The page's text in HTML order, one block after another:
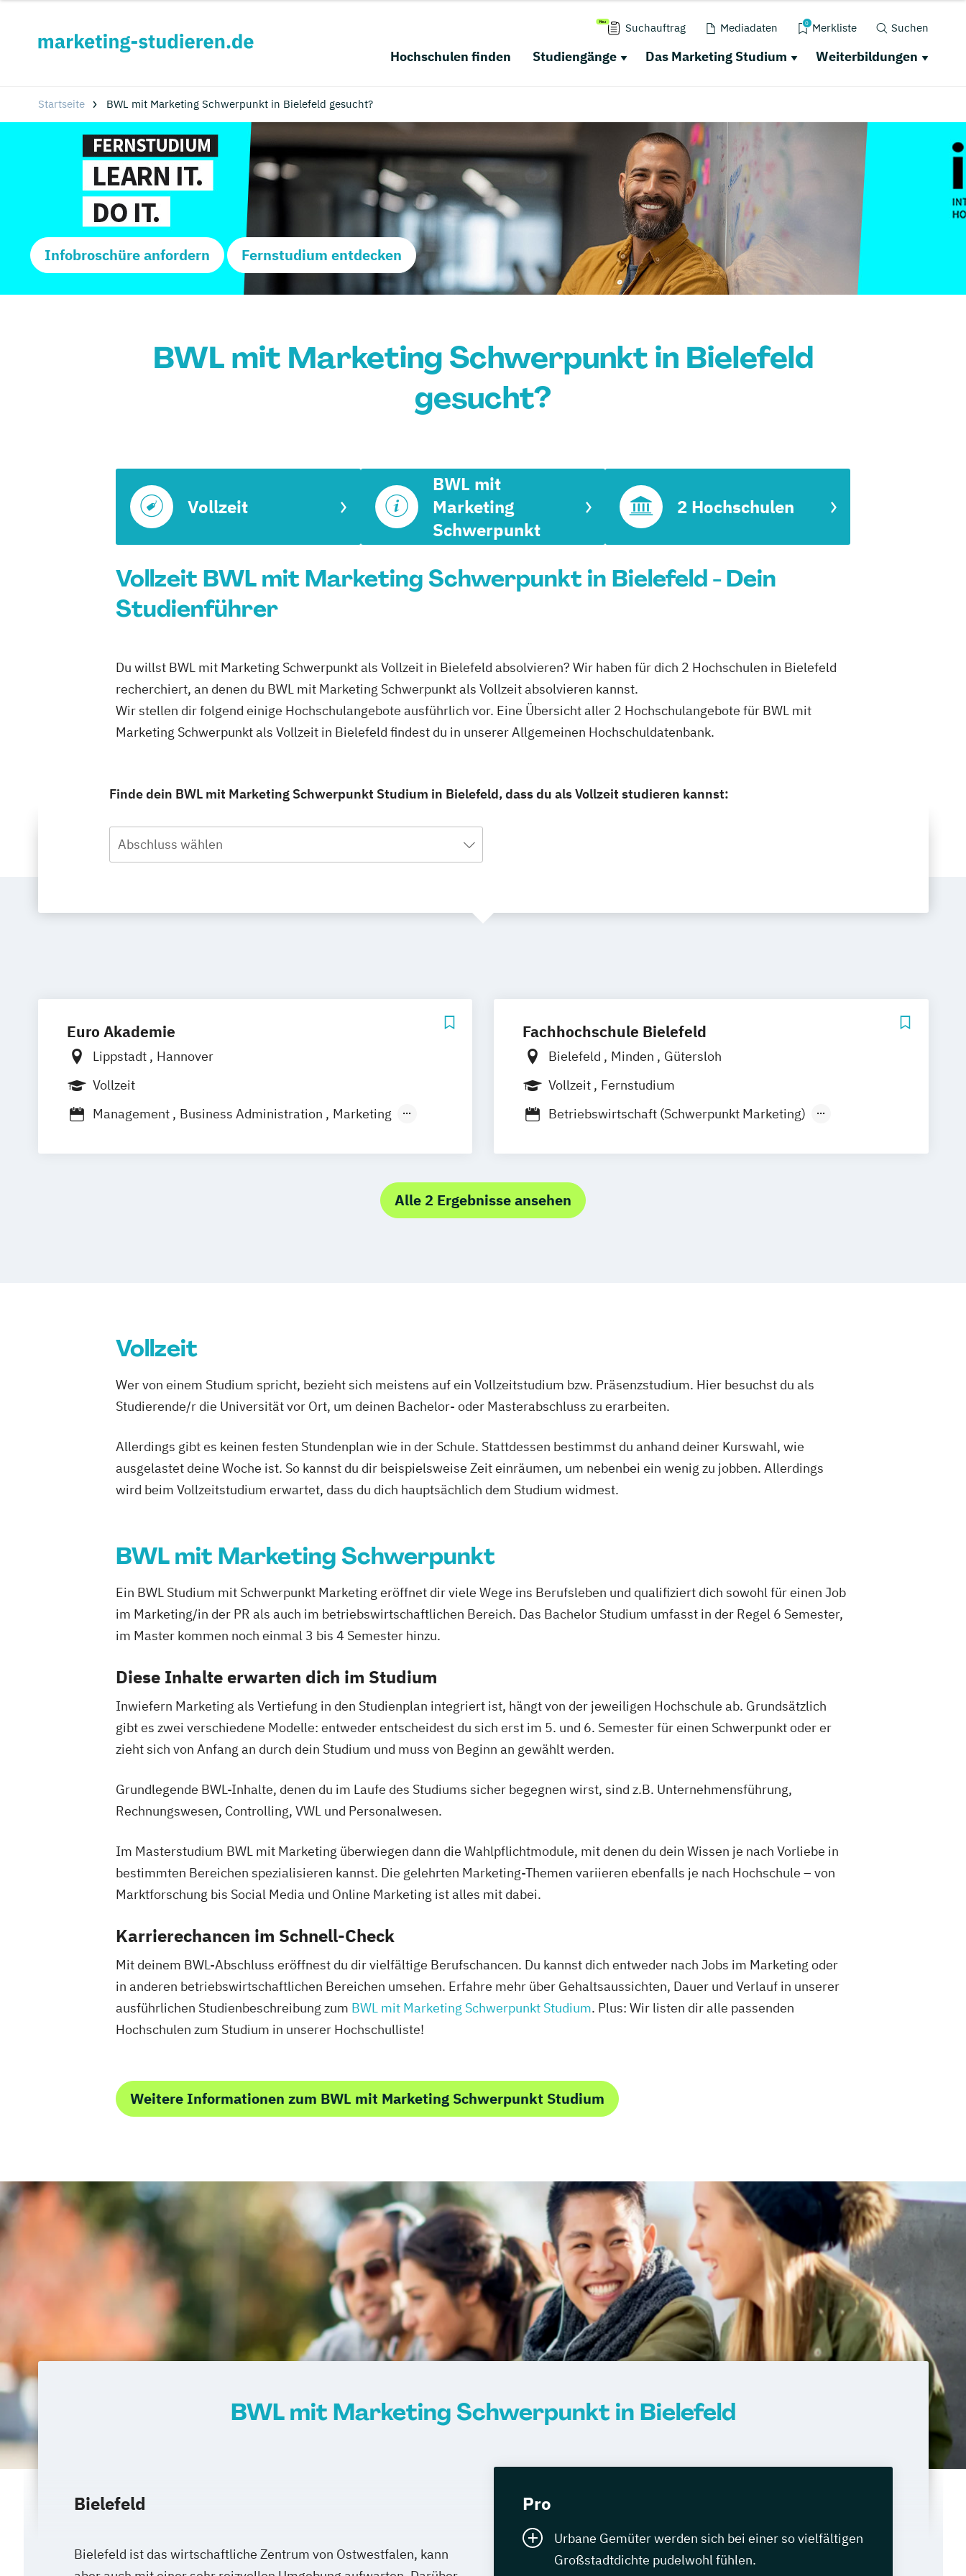
Suchauftrag Mediadaten 0 Merkliste Suchen
Hochschulen finden Studiengänge Das Marketing Studium Weiterbildungen
Startseite BWL mit Marketing Schwerpunkt in Bielefeld gesucht?
Infobroschüre anfordern Fernstudium entdecken
BWL mit Marketing Schwerpunkt in Bielefeld
gesucht?
Vollzeit
BWL mit
Marketing
Schwerpunkt
2 Hochschulen
Vollzeit BWL mit Marketing Schwerpunkt in Bielefeld - Dein
Studienführer
Du willst BWL mit Marketing Schwerpunkt als Vollzeit in Bielefeld absolvieren? Wir haben für dich 2 Hochschulen in Bielefeld
recherchiert, an denen du BWL mit Marketing Schwerpunkt als Vollzeit absolvieren kannst.
Wir stellen dir folgend einige Hochschulangebote ausführlich vor. Eine Übersicht aller 2 Hochschulangebote für BWL mit
Marketing Schwerpunkt als Vollzeit in Bielefeld findest du in unserer Allgemeinen Hochschuldatenbank.
Finde dein BWL mit Marketing Schwerpunkt Studium in Bielefeld, dass du als Vollzeit studieren kannst:
Abschluss wählen
Euro Akademie
Lippstadt
Hannover
Vollzeit
Management
Business Administration
Marketing
Fachhochschule Bielefeld
Bielefeld Minden
Gütersloh
Vollzeit
Fernstudium
Betriebswirtschaft (Schwerpunkt Marketing)
Marketing und Sales
Alle 2 Ergebnisse ansehen
Vollzeit
Wer von einem Studium spricht, bezieht sich meistens auf ein Vollzeitstudium bzw. Präsenzstudium. Hier besuchst du als
Studierende/r die Universität vor Ort, um deinen Bachelor- oder Masterabschluss zu erarbeiten.
Allerdings gibt es keinen festen Stundenplan wie in der Schule. Stattdessen bestimmst du anhand deiner Kurswahl, wie
ausgelastet deine Woche ist. So kannst du dir beispielsweise Zeit einräumen, um nebenbei ein wenig zu jobben. Allerdings
wird beim Vollzeitstudium erwartet, dass du dich hauptsächlich dem Studium widmest.
BWL mit Marketing Schwerpunkt
Ein BWL Studium mit Schwerpunkt Marketing eröffnet dir viele Wege ins Berufsleben und qualifiziert dich sowohl für einen Job
im Marketing/in der PR als auch im betriebswirtschaftlichen Bereich. Das Bachelor Studium umfasst in der Regel 6 Semester,
im Master kommen noch einmal 3 bis 4 Semester hinzu.
Diese Inhalte erwarten dich im Studium
Inwiefern Marketing als Vertiefung in den Studienplan integriert ist, hängt von der jeweiligen Hochschule ab. Grundsätzlich
gibt es zwei verschiedene Modelle: entweder entscheidest du sich erst im 5. und 6. Semester für einen Schwerpunkt oder er
zieht sich von Anfang an durch dein Studium und muss von Beginn an gewählt werden.
Grundlegende BWL-Inhalte, denen du im Laufe des Studiums sicher begegnen wirst, sind z.B. Unternehmensführung,
Rechnungswesen, Controlling, VWL und Personalwesen.
Im Masterstudium BWL mit Marketing überwiegen dann die Wahlpflichtmodule, mit denen du dein Wissen je nach Vorliebe in
bestimmten Bereichen spezialisieren kannst. Die gelehrten Marketing-Themen variieren ebenfalls je nach Hochschule – von
Marktforschung bis Social Media und Online Marketing ist alles mit dabei.
Karrierechancen im Schnell-Check
Mit deinem BWL-Abschluss eröffnest du dir vielfältige Berufschancen. Du kannst dich entweder nach Jobs im Marketing oder
in anderen betriebswirtschaftlichen Bereichen umsehen. Erfahre mehr über Gehaltsaussichten, Dauer und Verlauf in unserer
ausführlichen Studienbeschreibung zum BWL mit Marketing Schwerpunkt Studium. Plus: Wir listen dir alle passenden
Hochschulen zum Studium in unserer Hochschulliste!
Weitere Informationen zum BWL mit Marketing Schwerpunkt Studium
BWL mit Marketing Schwerpunkt in Bielefeld
Bielefeld
Bielefeld ist das wirtschaftliche Zentrum von Ostwestfalen, kann
Pro
Urbane Gemüter werden sich bei einer so vielfältigen
Großstadtdichte pudelwohl fühlen.